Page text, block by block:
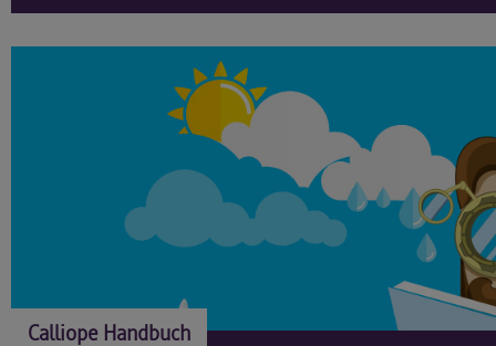
Calliope Handbuch